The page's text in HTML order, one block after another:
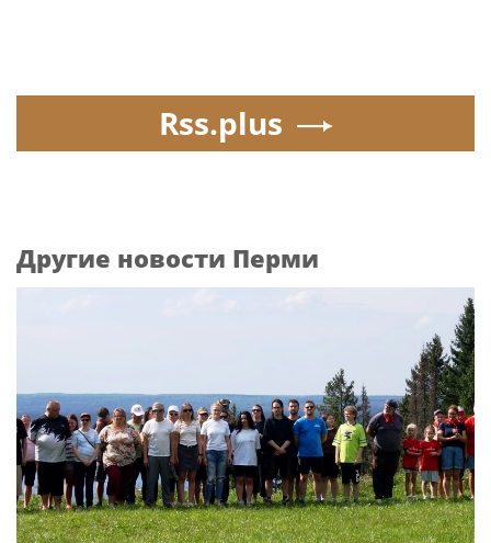
Rss.plus
Другие новости Перми